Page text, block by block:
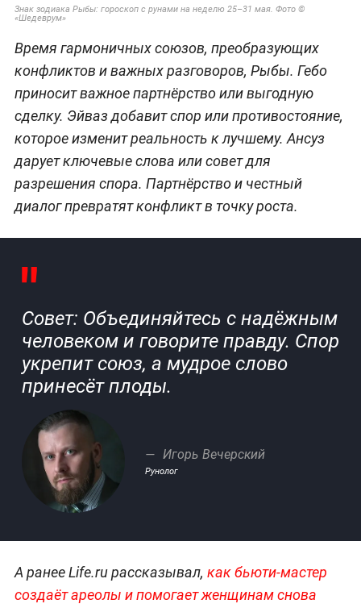
Знак зодиака Рыбы: гороскоп с рунами на неделю 25–31 мая. Фото ©
«Шедеврум»
Время гармоничных союзов, преобразующих
конфликтов и важных разговоров, Рыбы. Гебо
приносит важное партнёрство или выгодную
сделку. Эйваз добавит спор или противостояние,
которое изменит реальность к лучшему. Ансуз
дарует ключевые слова или совет для
разрешения спора. Партнёрство и честный
диалог превратят конфликт в точку роста.
Совет: Объединяйтесь с надёжным
человеком и говорите правду. Спор
укрепит союз, а мудрое слово
принесёт плоды.
Игорь Вечерский
Рунолог
А ранее Life.ru рассказывал, как бьюти-мастер
создаёт ареолы и помогает женщинам снова